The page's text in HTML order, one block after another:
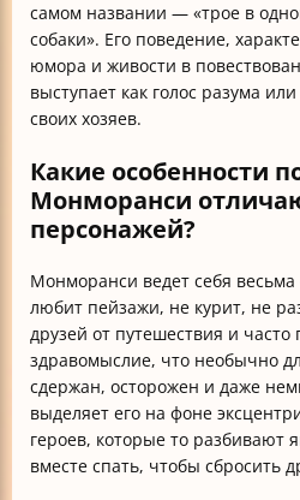
самом названии — «трое в
собаки». Его поведение,
юмора и живости в
выступает как голос разума
своих хозяев.
Какие особенности
Монморанси
персонажей?
Монморанси ведет себя
любит пейзажи, не курит, не
друзей от путешествия и часто
здравомыслие, что необычно
сдержан, осторожен и даже
выделяет его на фоне
героев, которые то разбивают
вместе спать, чтобы сбросить